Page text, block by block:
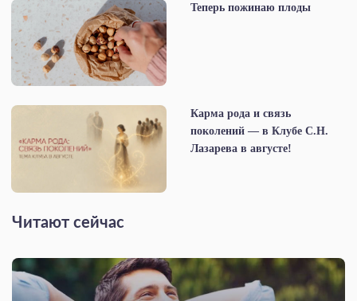
Теперь пожинаю плоды
Карма рода и связь
поколений — в Клубе С.Н.
Лазарева в августе!
Читают сейчас